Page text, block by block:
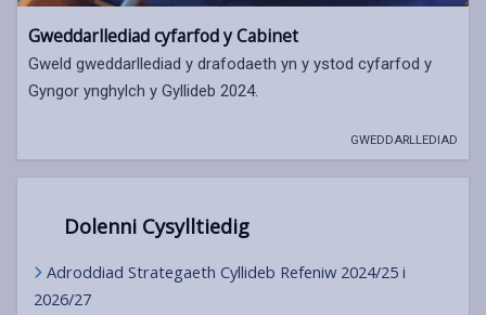
Gweddarllediad cyfarfod y Cabinet
Gweld gweddarllediad y drafodaeth yn y ystod cyfarfod y
Gyngor ynghylch y Gyllideb 2024.
GWEDDARLLEDIAD
Dolenni Cysylltiedig
Adroddiad Strategaeth Cyllideb Refeniw 2024/25 i
2026/27